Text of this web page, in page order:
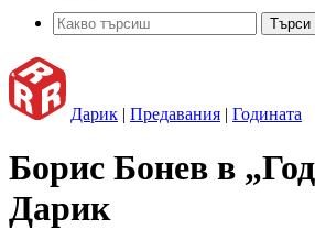
Дарик | Предавания | Годината
Борис Бонев в
Дарик